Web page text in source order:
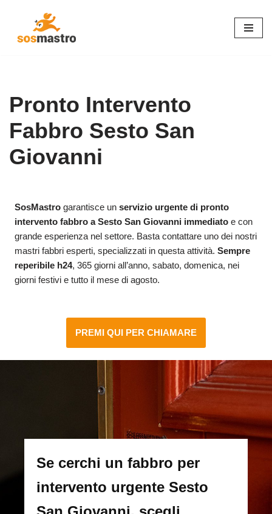
Pronto Intervento
Fabbro Sesto San
Giovanni
SosMastro garantisce unservizio urgente di pronto
intervento fabbro a Sesto San Giovanni immediato e con
grande esperienza nel settore. Basta contattare uno dei nostri
mastri fabbri esperti, specializzati in questa attività.Sempre
reperibile h24, 365 giorni all’anno, sabato, domenica, nei
giorni festivi e tutto il mese di agosto.
PREMI QUI PER CHIAMARE
Se cerchi un fabbro per
intervento urgente Sesto